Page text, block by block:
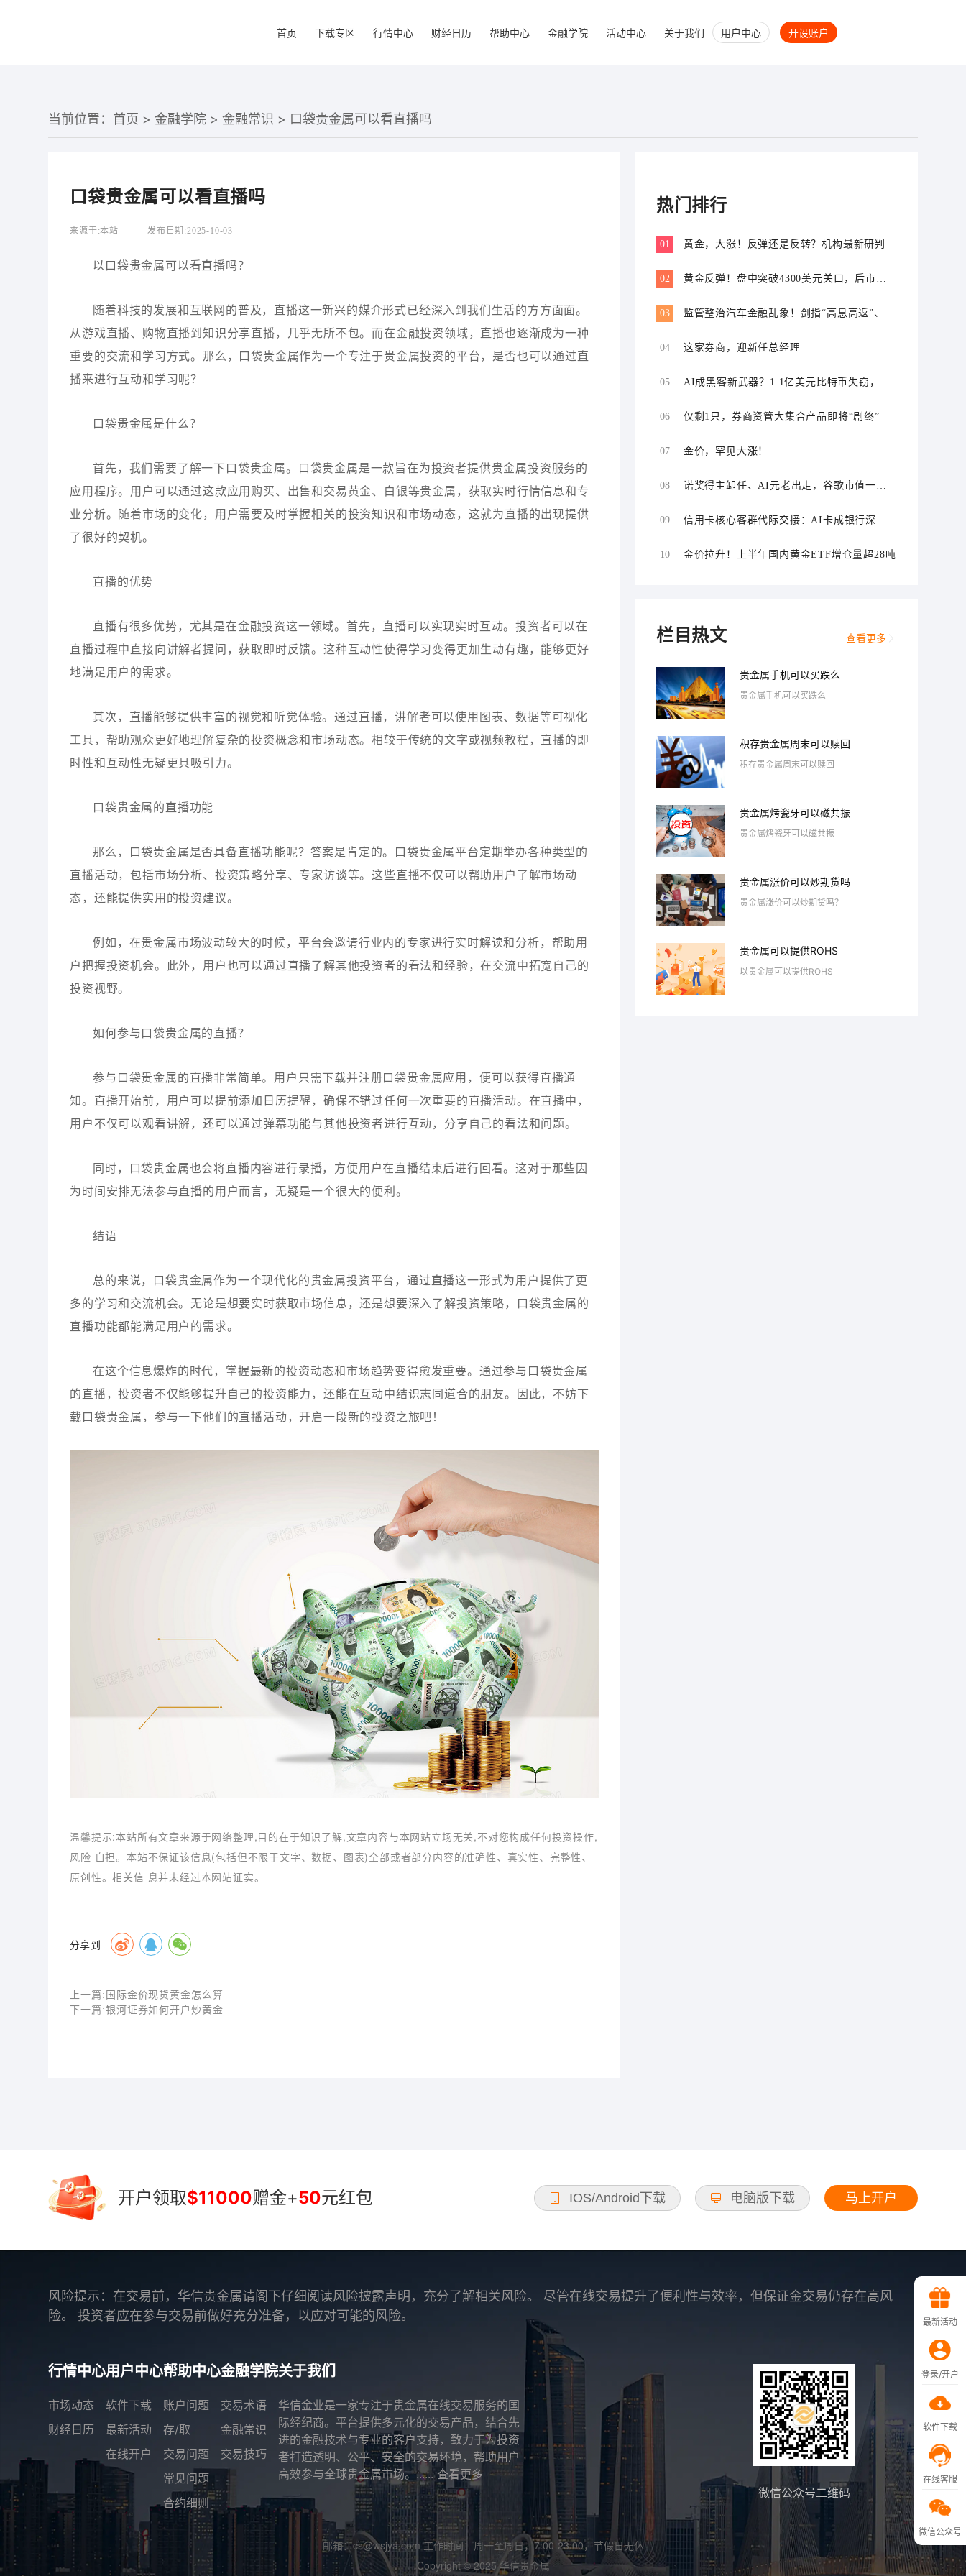
首页 下载专区 行情中心 财经日历 帮助中心 金融学院 活动中心 关于我们 用户中心 开设账户
当前位置： 首页 >金融学院 >金融常识 > 口袋贵金属可以看直播吗
口袋贵金属可以看直播吗
来源于:本站 发布日期:2025-10-03
以口袋贵金属可以看直播吗？
随着科技的发展和互联网的普及，直播这一新兴的媒介形式已经深入到我们生活的方方面面。
从游戏直播、购物直播到知识分享直播，几乎无所不包。而在金融投资领域，直播也逐渐成为一种
重要的交流和学习方式。那么，口袋贵金属作为一个专注于贵金属投资的平台，是否也可以通过直
播来进行互动和学习呢？
口袋贵金属是什么？
首先，我们需要了解一下口袋贵金属。口袋贵金属是一款旨在为投资者提供贵金属投资服务的
应用程序。用户可以通过这款应用购买、出售和交易黄金、白银等贵金属，获取实时行情信息和专
业分析。随着市场的变化，用户需要及时掌握相关的投资知识和市场动态，这就为直播的出现提供
了很好的契机。
直播的优势
直播有很多优势，尤其是在金融投资这一领域。首先，直播可以实现实时互动。投资者可以在
直播过程中直接向讲解者提问，获取即时反馈。这种互动性使得学习变得更加生动有趣，能够更好
地满足用户的需求。
其次，直播能够提供丰富的视觉和听觉体验。通过直播，讲解者可以使用图表、数据等可视化
工具，帮助观众更好地理解复杂的投资概念和市场动态。相较于传统的文字或视频教程，直播的即
时性和互动性无疑更具吸引力。
口袋贵金属的直播功能
那么，口袋贵金属是否具备直播功能呢？答案是肯定的。口袋贵金属平台定期举办各种类型的
直播活动，包括市场分析、投资策略分享、专家访谈等。这些直播不仅可以帮助用户了解市场动
态，还能提供实用的投资建议。
例如，在贵金属市场波动较大的时候，平台会邀请行业内的专家进行实时解读和分析，帮助用
户把握投资机会。此外，用户也可以通过直播了解其他投资者的看法和经验，在交流中拓宽自己的
投资视野。
如何参与口袋贵金属的直播？
参与口袋贵金属的直播非常简单。用户只需下载并注册口袋贵金属应用，便可以获得直播通
知。直播开始前，用户可以提前添加日历提醒，确保不错过任何一次重要的直播活动。在直播中，
用户不仅可以观看讲解，还可以通过弹幕功能与其他投资者进行互动，分享自己的看法和问题。
同时，口袋贵金属也会将直播内容进行录播，方便用户在直播结束后进行回看。这对于那些因
为时间安排无法参与直播的用户而言，无疑是一个很大的便利。
结语
总的来说，口袋贵金属作为一个现代化的贵金属投资平台，通过直播这一形式为用户提供了更
多的学习和交流机会。无论是想要实时获取市场信息，还是想要深入了解投资策略，口袋贵金属的
直播功能都能满足用户的需求。
在这个信息爆炸的时代，掌握最新的投资动态和市场趋势变得愈发重要。通过参与口袋贵金属
的直播，投资者不仅能够提升自己的投资能力，还能在互动中结识志同道合的朋友。因此，不妨下
载口袋贵金属，参与一下他们的直播活动，开启一段新的投资之旅吧！
温馨提示:本站所有文章来源于网络整理,目的在于知识了解,文章内容与本网站立场无关,不对您构成任何投资操作,
风险 自担。本站不保证该信息(包括但不限于文字、数据、图表)全部或者部分内容的准确性、真实性、完整性、
原创性。相关信 息并未经过本网站证实。
分享到
上一篇: 国际金价现货黄金怎么算
下一篇:银河证券如何开户炒黄金
热门排行
01 黄金，大涨！反弹还是反转？机构最新研判
02
黄金反弹！盘中突破4300美元关口，后市怎
03
监管整治汽车金融乱象！剑指“高息高返”、
04
这家券商，迎新任总经理
05
AI成黑客新武器？1.1亿美元比特币失窃，加
06
仅剩1只，券商资管大集合产品即将“剧终”
07 金价，罕见大涨！
08
诺奖得主卸任、AI元老出走，谷歌市值一日
09
信用卡核心客群代际交接：AI卡成银行深耕
10
金价拉升！上半年国内黄金ETF增仓量超28吨
栏目热文 查看更多
贵金属手机可以买跌么
贵金属手机可以买跌么
积存贵金属周末可以赎回
积存贵金属周末可以赎回
贵金属烤瓷牙可以磁共振
贵金属烤瓷牙可以磁共振
贵金属涨价可以炒期货吗
贵金属涨价可以炒期货吗？
贵金属可以提供ROHS
以贵金属可以提供ROHS
开户领取$11000赠金+50元红包 IOS/Android下载 电脑版下载 马上开户
风险提示：在交易前，华信贵金属请阁下仔细阅读风险披露声明，充分了解相关风险。 尽管在线交易提升了便利性与效率，但保证金交易仍存在高风
险。 投资者应在参与交易前做好充分准备，以应对可能的风险。
行情中心
市场动态
财经日历
用户中心
软件下载
最新活动
在线开户
帮助中心
账户问题
存/取
交易问题
常见问题
合约细则
金融学院
交易术语
金融常识
交易技巧
关于我们
华信金业是一家专注于贵金属在线交易服务的国
际经纪商。平台提供多元化的交易产品，结合先
进的金融技术与专业的客户支持，致力于为投资
者打造透明、公平、安全的交易环境，帮助用户
高效参与全球贵金属市场。......查看更多
微信公众号二维码
邮箱：cs@wsjya.com 工作时间：周一至周日，7:00-23:00，节假日无休
Copyright © 2025 华信贵金属
最新活动
登录/开户
软件下载
在线客服
微信公众号